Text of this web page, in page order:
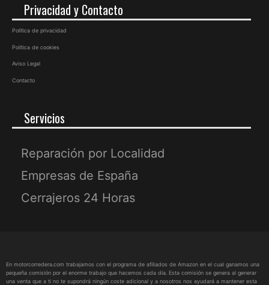
Privacidad y Contacto
Política de privacidad
Política de cookies
Aviso Legal
Contacto
Servicios
Reparación por Localidad
Empresas de España
Cerrajeros 24 Horas
En motorcorredera.com trabajamos con el programa de afiliados de Amazon en el cual ganamos una
pequeña comisión por el enorme trabajo que hacemos cada día. Esta comisión se genera al generar
una venta que a ti no te supondrá ningún coste adicional y a nosotros nos ayudará a mantener esta